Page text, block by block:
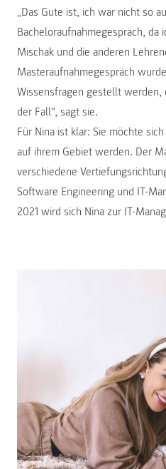
„Das Gute ist, ich war nicht so
Bacheloraufnahmegespräch, da
Mischak und die anderen
Masteraufnahmegespräch
Wissensfragen gestellt werden,
der Fall“, sagt sie.
Für Nina ist klar: Sie möchte
auf ihrem Gebiet werden. Der
verschiedene
Software Engineering und IT-
2021 wird sich Nina zur IT-